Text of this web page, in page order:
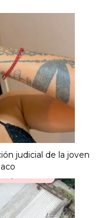
judicial de la joven